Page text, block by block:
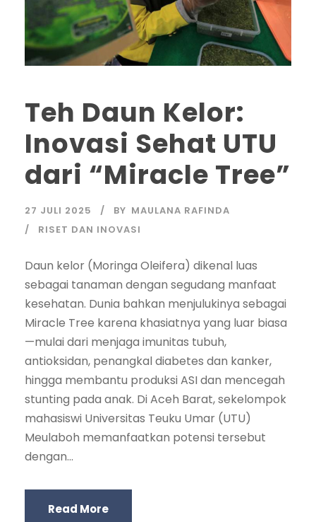
Teh Daun Kelor:
Inovasi Sehat UTU
dari “Miracle Tree”
27 JULI 2025 BY MAULANA RAFINDA
RISET DAN INOVASI
Daun kelor (Moringa Oleifera) dikenal luas
sebagai tanaman dengan segudang manfaat
kesehatan. Dunia bahkan menjulukinya sebagai
Miracle Tree karena khasiatnya yang luar biasa
—mulai dari menjaga imunitas tubuh,
antioksidan, penangkal diabetes dan kanker,
hingga membantu produksi ASI dan mencegah
stunting pada anak. Di Aceh Barat, sekelompok
mahasiswi Universitas Teuku Umar (UTU)
Meulaboh memanfaatkan potensi tersebut
dengan...
Read More